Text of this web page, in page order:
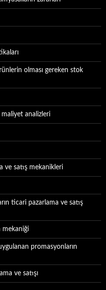
olması gereken stok
analizleri
ve satış mekanikleri
ticari pazarlama ve satış
mekaniği
promasyonların
ve satışı